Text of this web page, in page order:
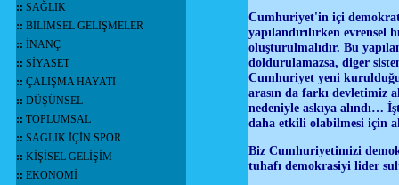
:: SAĞLIK
:: BİLİMSEL GELİŞMELER
:: İNANÇ
:: SİYASET
:: ÇALIŞMA HAYATI
:: DÜŞÜNSEL
:: TOPLUMSAL
:: SAGLIK İÇİN SPOR
:: KİŞİSEL GELİŞİM
:: EKONOMİ
Cumhuriyet'in içi
yapılandırılırken
oluşturulmalıdır. Bu
doldurulamazsa, diger
Cumhuriyet yeni
arasın da farkı devletimiz
nedeniyle askıya alındı…
daha etkili olabilmesi için
Biz Cumhuriyetimizi
tuhafı demokrasiyi lider